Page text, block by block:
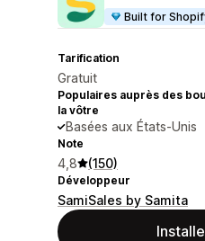
Built for
Tarification
Gratuit
Populaires auprès des
la vôtre
Basées aux États-Unis
Note
4,8 (150)
Développeur
SamiSales by Samita